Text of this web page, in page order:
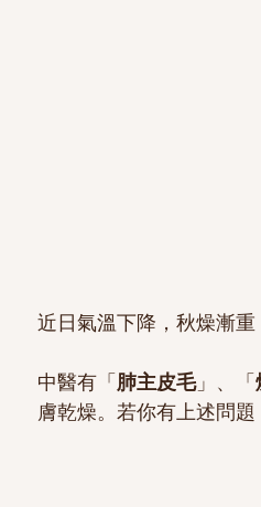
近日氣溫下降，秋燥漸
中醫有「肺主皮毛」、「
膚乾燥。若你有上述問